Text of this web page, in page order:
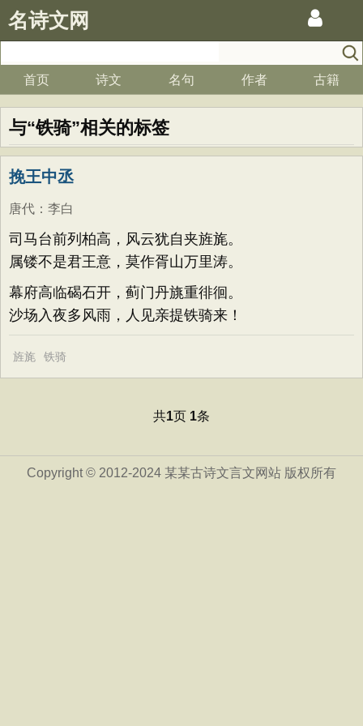
名诗文网
首页 诗文 名句 作者 古籍
与“铁骑”相关的标签
挽王中丞
唐代 ： 李白
司马台前列柏高，风云犹自夹旌旄。
属镂不是君王意，莫作胥山万里涛。
幕府高临碣石开，蓟门丹旐重徘徊。
沙场入夜多风雨，人见亲提铁骑来！
旌旄 铁骑
共1页 1条
Copyright © 2012-2024 某某古诗文言文网站 版权所有